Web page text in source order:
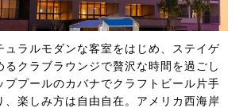
ュラルモダンな客室をはじめ、ステイゲ
るクラブラウンジで贅沢な時間を過ごし
ププールのカバナでクラフトビール片手
、楽しみ方は自由自在。アメリカ西海岸